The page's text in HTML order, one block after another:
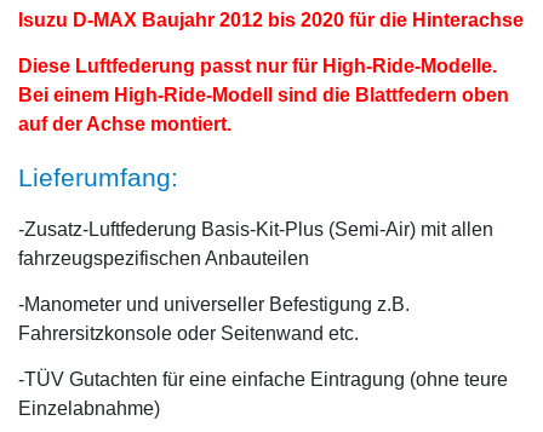
Isuzu D-MAX Baujahr 2012 bis 2020 für die Hinterachse
Diese Luftfederung passt nur für High-Ride-Modelle.
Bei einem High-Ride-Modell sind die Blattfedern oben
auf der Achse montiert.
Lieferumfang:
-Zusatz-Luftfederung Basis-Kit-Plus (Semi-Air) mit allen
fahrzeugspezifischen Anbauteilen
-Manometer und universeller Befestigung z.B.
Fahrersitzkonsole oder Seitenwand etc.
-TÜV Gutachten für eine einfache Eintragung (ohne teure
Einzelabnahme)